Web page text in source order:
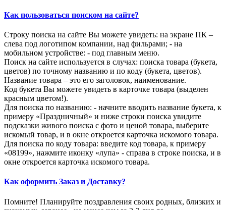
Как пользоваться поиском на сайте?
Строку поиска на сайте Вы можете увидеть: на экране ПК –
слева под логотипом компании, над фильрами; - на
мобильном устройстве: - под главным меню.
Поиск на сайте используется в случах: поиска товара (букета,
цветов) по точному названию и по коду (букета, цветов).
Название товара – это его заголовок, наименование.
Код букета Вы можете увидеть в карточке товара (выделен
красным цветом!).
Для поиска по названию: - начните вводить название букета, к
примеру «Праздничный» и ниже строки поиска увидите
подсказки живого поиска с фото и ценой товара, выберите
искомый товар, и в окне откроется карточка искомого товара.
Для поиска по коду товара: введите код товара, к примеру
«08199», нажмите иконку «лупа» - справа в строке поиска, и в
окне откроется карточка искомого товара.
Как оформить Заказ и Доставку?
Помните! Планируйте поздравления своих родных, близких и